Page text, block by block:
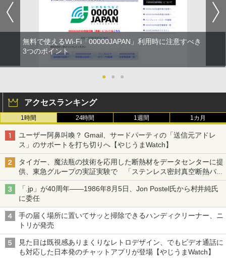
無料で使えるWi-Fi「00000JAPAN」利用時に注意すべき
3つのポイント
● ● ●
アクセスランキング
1時間 24時間 1週間 1カ月
ユーザー阿鼻叫喚？ Gmail、サードパーティの「送信元アドレ
ス」のサポートを打ち切りへ【やじうまWatch】
タイガー、魔法瓶の技術を応用した断熱材をデータセンターに提
供、東急グループの実証実験で 「ステンレス密封真空断熱パネ
ル TIVIP」
「.jp」が40周年――1986年8月5日、Jon Postel氏から村井純氏
に委任
手の届く場所に置いてサッと掃除できるハンディクリーナー、ニ
トリが発売
見た目は既視感ありまくりなレトロデザイン、でもビデオ通話に
も対応した日本発のチャットアプリが登場【やじうまWatch】